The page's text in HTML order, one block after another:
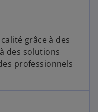
grâce à des
des solutions
professionnels